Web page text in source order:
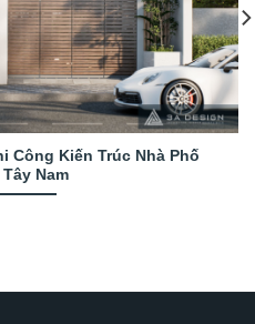
Công Kiến Trúc Nhà Phố
Nam